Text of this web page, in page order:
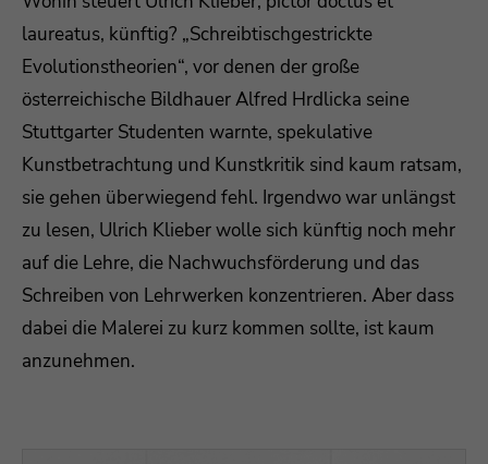
laureatus, künftig? „Schreibtischgestrickte
Evolutionstheorien“, vor denen der große
österreichische Bildhauer Alfred Hrdlicka seine
Stuttgarter Studenten warnte, spekulative
Kunstbetrachtung und Kunstkritik sind kaum ratsam,
sie gehen überwiegend fehl. Irgendwo war unlängst
zu lesen, Ulrich Klieber wolle sich künftig noch mehr
auf die Lehre, die Nachwuchsförderung und das
Schreiben von Lehrwerken konzentrieren. Aber dass
dabei die Malerei zu kurz kommen sollte, ist kaum
anzunehmen.